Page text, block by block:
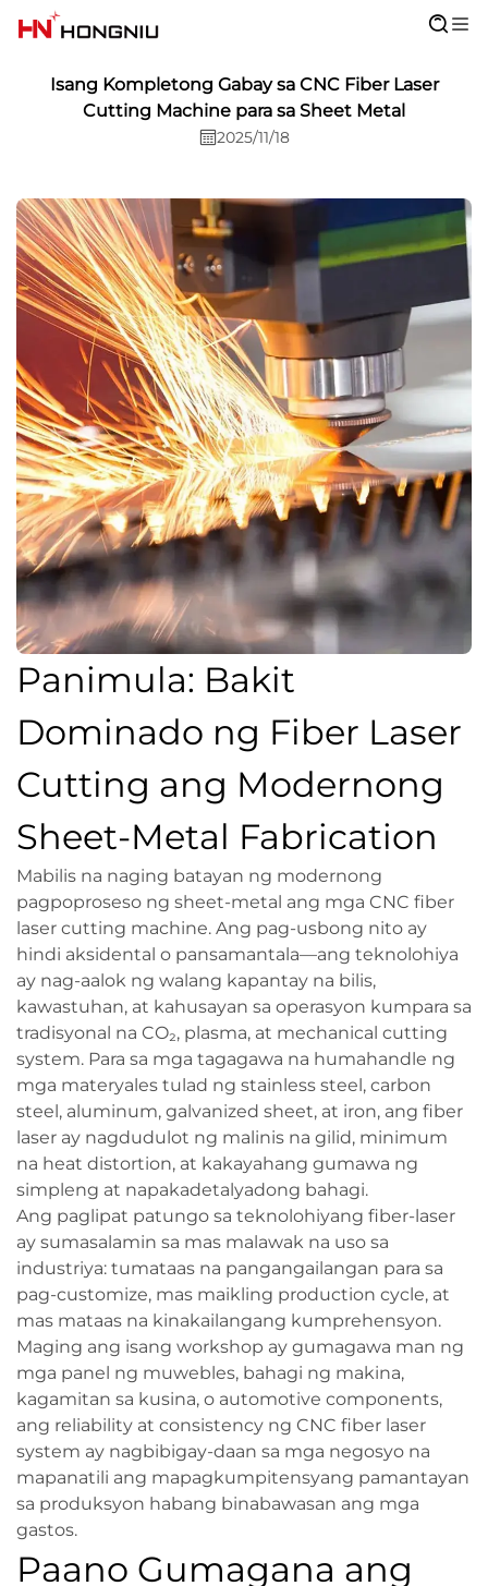
Isang Kompletong Gabay sa CNC Fiber Laser
Cutting Machine para sa Sheet Metal
2025/11/18
Panimula: Bakit
Dominado ng Fiber Laser
Cutting ang Modernong
Sheet-Metal Fabrication
Mabilis na naging batayan ng modernong
pagpoproseso ng sheet-metal ang mga CNC fiber
laser cutting machine. Ang pag-usbong nito ay
hindi aksidental o pansamantala—ang teknolohiya
ay nag-aalok ng walang kapantay na bilis,
kawastuhan, at kahusayan sa operasyon kumpara sa
tradisyonal na CO₂, plasma, at mechanical cutting
system. Para sa mga tagagawa na humahandle ng
mga materyales tulad ng stainless steel, carbon
steel, aluminum, galvanized sheet, at iron, ang fiber
laser ay nagdudulot ng malinis na gilid, minimum
na heat distortion, at kakayahang gumawa ng
simpleng at napakadetalyadong bahagi.
Ang paglipat patungo sa teknolohiyang fiber-laser
ay sumasalamin sa mas malawak na uso sa
industriya: tumataas na pangangailangan para sa
pag-customize, mas maikling production cycle, at
mas mataas na kinakailangang kumprehensyon.
Maging ang isang workshop ay gumagawa man ng
mga panel ng muwebles, bahagi ng makina,
kagamitan sa kusina, o automotive components,
ang reliability at consistency ng CNC fiber laser
system ay nagbibigay-daan sa mga negosyo na
mapanatili ang mapagkumpitensyang pamantayan
sa produksyon habang binabawasan ang mga
gastos.
Paano Gumagana ang